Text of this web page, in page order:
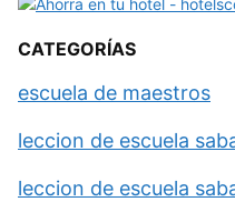
CATEGORÍAS
escuela de maestros
leccion de escuela
leccion de escuela